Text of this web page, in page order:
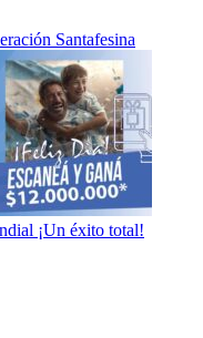
Santafesina
¡Un éxito total!